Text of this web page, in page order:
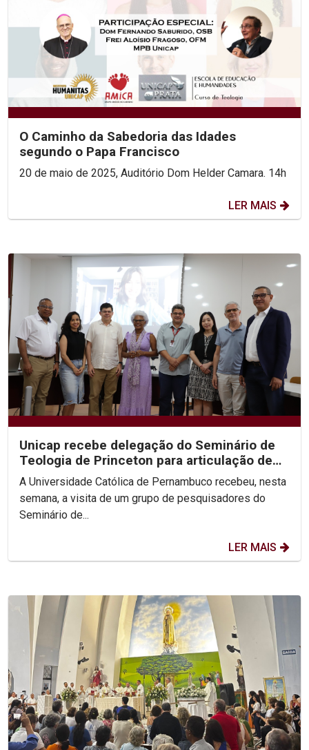
O Caminho da Sabedoria das Idades
segundo o Papa Francisco
20 de maio de 2025, Auditório Dom Helder Camara. 14h
LER MAIS
Unicap recebe delegação do Seminário de
Teologia de Princeton para articulação de
congresso...
A Universidade Católica de Pernambuco recebeu, nesta
semana, a visita de um grupo de pesquisadores do
Seminário de...
LER MAIS